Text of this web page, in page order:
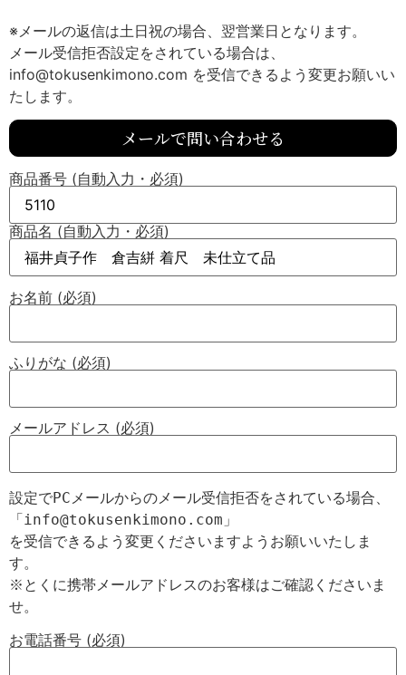
※メールの返信は土日祝の場合、翌営業日となります。
メール受信拒否設定をされている場合は、
info@tokusenkimono.com を受信できるよう変更お願いい
たします。
メールで問い合わせる
商品番号 (自動入力・必須)
商品名 (自動入力・必須)
お名前 (必須)
ふりがな (必須)
メールアドレス (必須)
設定でPCメールからのメール受信拒否をされている場合、
「info@tokusenkimono.com」
を受信できるよう変更くださいますようお願いいたしま
す。
※とくに携帯メールアドレスのお客様はご確認くださいま
お電話番号 (必須)